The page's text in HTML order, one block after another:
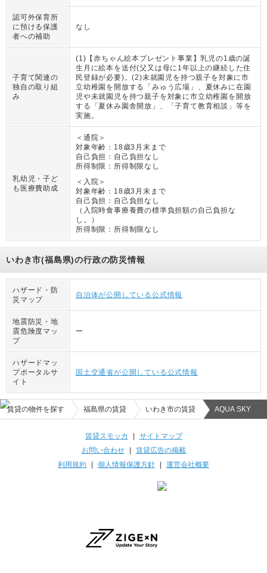
認可外保育所
に預ける保護
者への補助
なし
子育て関連の
独自の取り組
み
(1)【赤ちゃん絵本プレゼント事業】乳児の1歳の誕
生月に絵本を送付(父又は母に1年以上の継続した住
民登録が必要)。(2)未就園児を持つ親子を対象に市
立幼稚園を開放する「みゅう広場」、夏休みに在園
児や未就園児を持つ親子を対象に市立幼稚園を開放
する「夏休み園舎開放」、「子育て教育相談」等を
実施。
乳幼児・子ど
も医療費助成
＜通院＞
対象年齢： 18歳3月末まで
自己負担： 自己負担なし
所得制限： 所得制限なし
＜入院＞
対象年齢： 18歳3月末まで
自己負担： 自己負担なし
（ 入院時食事療養費の標準負担額の自己負担な
し。
）
所得制限： 所得制限なし
いわき市(福島県)の行政の防災情報
ハザード・防
災マップ
自治体が公開している公式情報
地震防災・地
震危険度マッ
プ
ー
ハザードマッ
プポータルサ
イト
国土交通省が公開している公式情報
賃貸の物件を探す 福島県の賃貸 いわき市の賃貸 AQUA SKY
賃貸スモッカ | サイトマップ
お問い合わせ| 賃貸広告の掲載
利用規約 | 個人情報保護方針 | 運営会社概要